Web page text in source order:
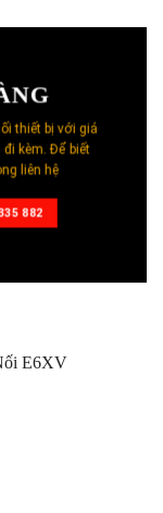
thiết bị với giá
kèm. Để biết
liên hệ
882